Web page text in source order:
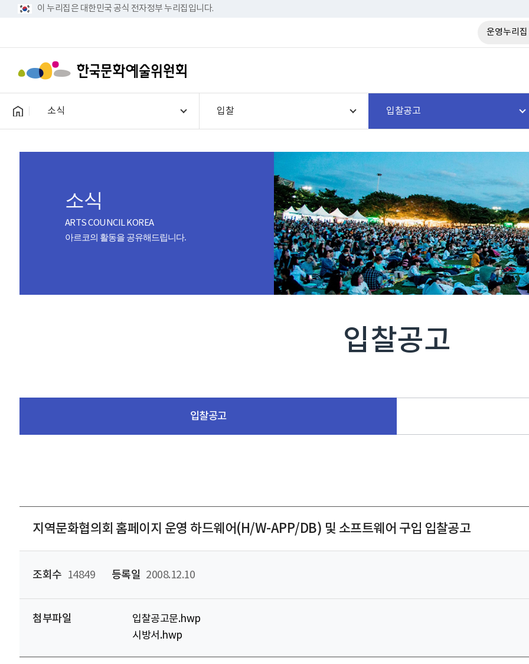
이 누리집은 대한민국 공식 전자정부 누리집입니다.
운영누리집
소식 입찰 입찰공고
소식
ARTS COUNCIL KOREA
아르코의 활동을 공유해드립니다.
입찰공고
입찰공고
지역문화협의회 홈페이지 운영 하드웨어(H/W-APP/DB) 및 소프트웨어 구입 입찰공고
조회수 14849 등록일 2008.12.10
첨부파일
입찰공고문.hwp
시방서.hwp